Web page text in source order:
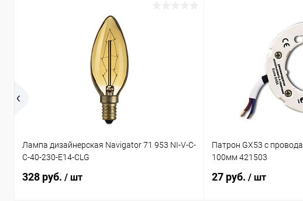
Лампа дизайнерская Navigator 71 953 NI-V-C-
C-40-230-E14-CLG
328 руб. / шт
Патрон GX53 с
100мм 421503
27 руб. / шт